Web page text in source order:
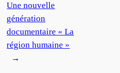
Une nouvelle
génération
documentaire « La
région humaine »
→